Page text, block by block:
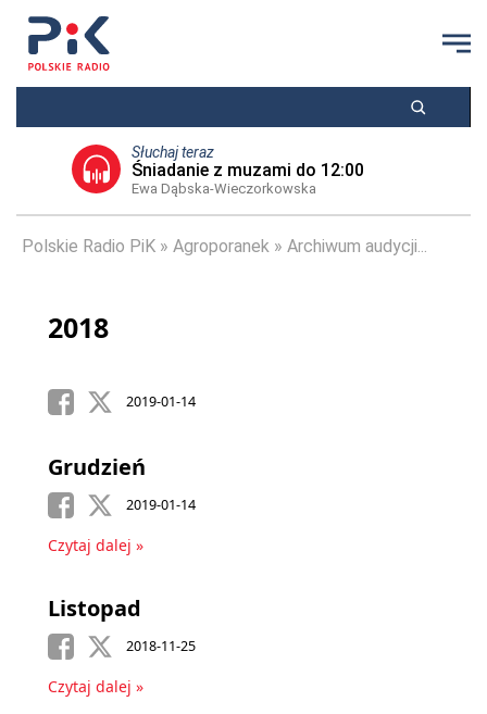
Słuchaj teraz
Śniadanie z muzami do 12:00
Ewa Dąbska-Wieczorkowska
Polskie Radio PiK Agroporanek Archiwum audycji...
2018
2019-01-14
Grudzień
2019-01-14
Czytaj dalej »
Listopad
2018-11-25
Czytaj dalej »